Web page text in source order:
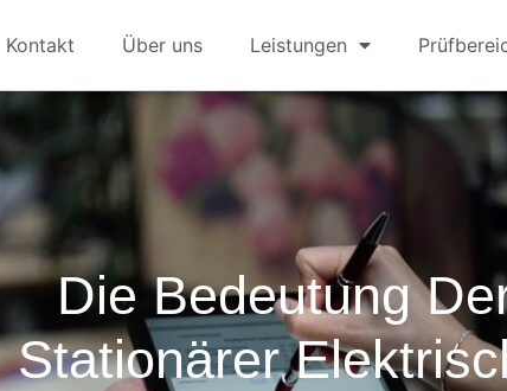
Kontakt Über uns Leistungen
Die Bedeutung
Stationärer